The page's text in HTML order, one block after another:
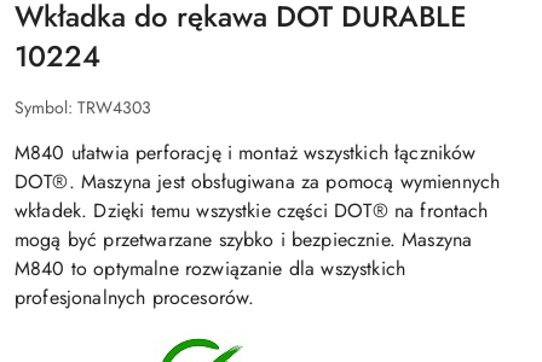
Wkładka do rękawa DOT DURABLE
10224
Symbol: TRW4303
M840 ułatwia perforację i montaż wszystkich łączników
DOT®. Maszyna jest obsługiwana za pomocą wymiennych
wkładek. Dzięki temu wszystkie części DOT® na frontach
mogą być przetwarzane szybko i bezpiecznie. Maszyna
M840 to optymalne rozwiązanie dla wszystkich
profesjonalnych procesorów.